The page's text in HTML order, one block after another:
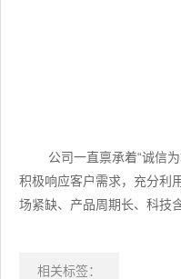
公司一直禀承着“诚信
积极响应客户需求，充分利
场紧缺、产品周期长、科技
相关标签：